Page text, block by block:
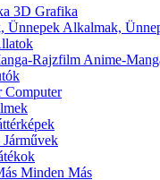
3D Grafika
Alkalmak,
Anime-
Computer
Járművek
Minden Más